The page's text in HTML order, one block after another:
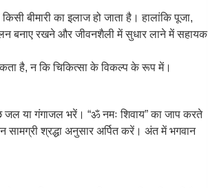
बीमारी का इलाज हो जाता है। हालांकि पूजा,
बनाए रखने और जीवनशैली में सुधार लाने में सहायक
है, न कि चिकित्सा के विकल्प के रूप में।
जल या गंगाजल भरें। “ॐ नमः शिवाय” का जाप करते
श्रद्धा अनुसार अर्पित करें। अंत में भगवान